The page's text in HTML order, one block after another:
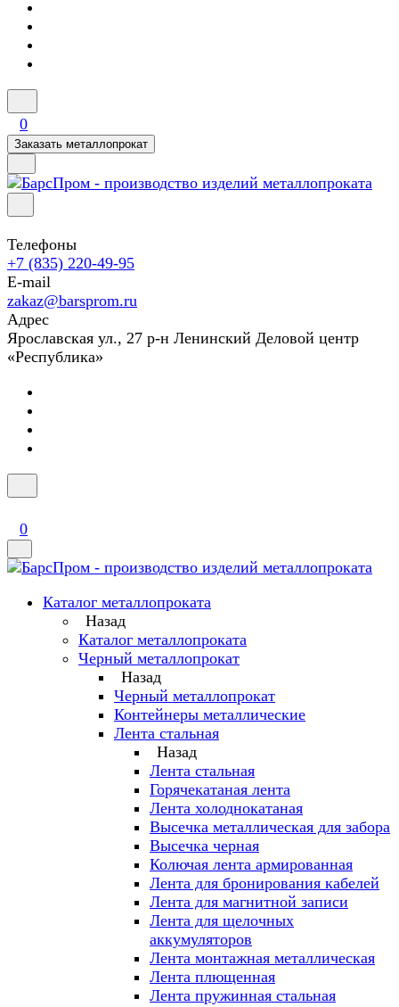
0
Заказать металлопрокат
Телефоны
+7 (835) 220-49-95
E-mail
zakaz@barsprom.ru
Адрес
Ярославская ул., 27 р-н Ленинский Деловой центр
«Республика»
0
Каталог металлопроката
Назад
Каталог металлопроката
Черный металлопрокат
Назад
Черный металлопрокат
Контейнеры металлические
Лента стальная
Назад
Лента стальная
Горячекатаная лента
Лента холоднокатаная
Высечка металлическая для забора
Высечка черная
Колючая лента армированная
Лента для бронирования кабелей
Лента для магнитной записи
Лента для щелочных
аккумуляторов
Лента монтажная металлическая
Лента плющенная
Лента пружинная стальная